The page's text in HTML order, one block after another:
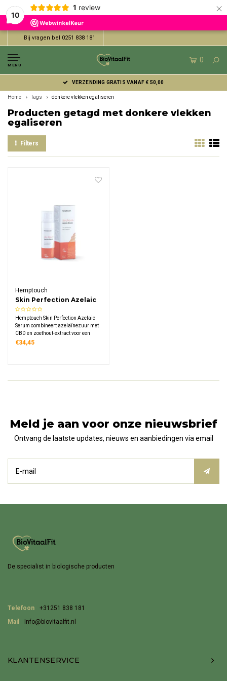
10
1 review ×
Bij vragen bel 0251 838 181
MENU
0
VERZENDING GRATIS VANAF € 50,00
Home Tags donkere vlekken egaliseren
Producten getagd met donkere vlekken
egaliseren
Filters
Hemptouch
Skin Perfection Azelaic
Serum
Hemptouch Skin Perfection Azelaic
Serum combineert azelaïnezuur met
CBD en zoethout-extract voor een
egale, stralende huidtint. Dit
€34,45
Meld je aan voor onze nieuwsbrief
Ontvang de laatste updates, nieuws en aanbiedingen via email
De specialist in biologische producten
Telefoon
+31251 838 181
Mail
Info@biovitaalfit.nl
KLANTENSERVICE